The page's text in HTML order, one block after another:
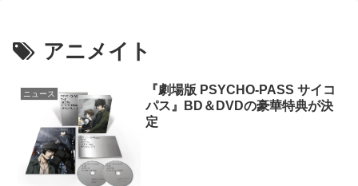
アニメイト
ニュース
『劇場版 PSYCHO-PASS サイコ
パス』BD＆DVDの豪華特典が決
定